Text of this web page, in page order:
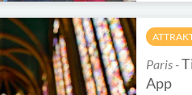
Paris -
App